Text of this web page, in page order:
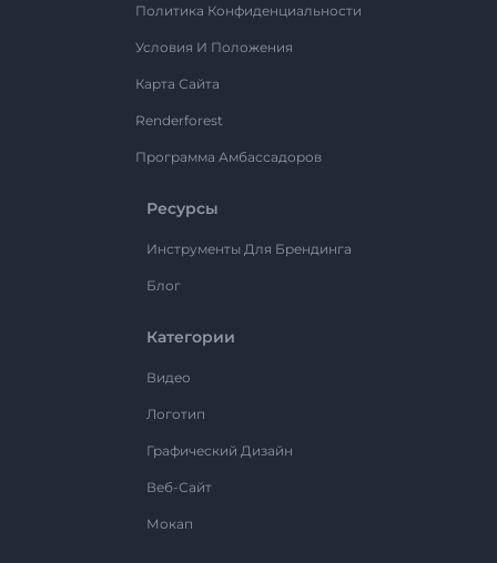
Политика Конфиденциальности
Условия И Положения
Карта Сайта
Renderforest
Программа Амбассадоров
Ресурсы
Инструменты Для Брендинга
Блог
Категории
Видео
Логотип
Графический Дизайн
Веб-Сайт
Мокап